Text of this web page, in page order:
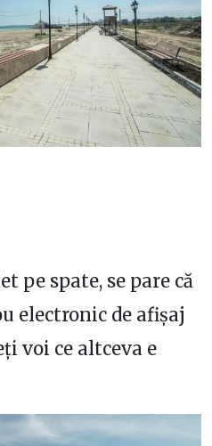
pe spate, se pare că
electronic de afișaj
voi ce altceva e